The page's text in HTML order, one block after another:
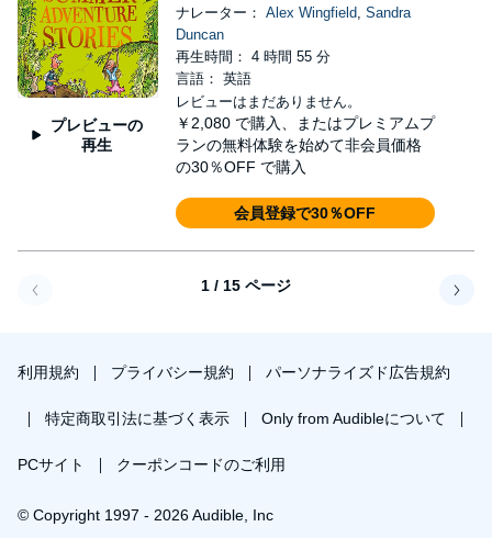
プレビューの
再生
ナレーター： Alex Wingfield, Sandra
Duncan
再生時間： 4 時間 55 分
言語： 英語
レビューはまだありません。
￥2,080 で購入、またはプレミアムプ
ランの無料体験を始めて非会員価格
の30％OFF で購入
会員登録で30％OFF
1 / 15 ページ
利用規約 プライバシー規約 パーソナライズド広告規約
特定商取引法に基づく表示 Only from Audibleについて
PCサイト クーポンコードのご利用
© Copyright 1997 - 2026 Audible, Inc